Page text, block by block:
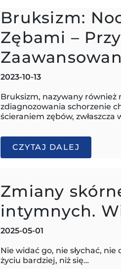
Bruksizm:
Zębami –
2023-10-13
Bruksizm, nazywany
zdiagnozowania schorzenie
ścieraniem zębów, zwłaszcza
CZYTAJ DALEJ
Zmiany
intymnych.
2025-05-01
Nie widać go, nie słychać,
życiu bardziej, niż się…